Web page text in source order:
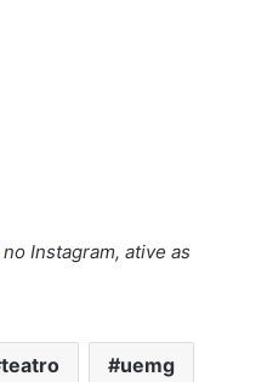
no Instagram, ative as
teatro uemg